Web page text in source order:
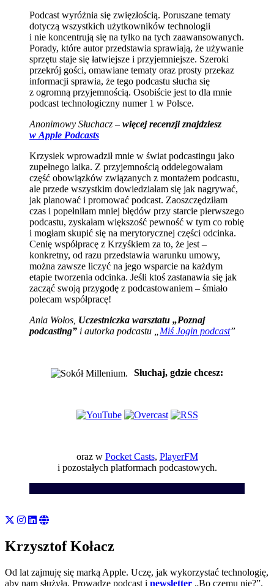
Podcast wyróżnia się zwięzłością. Poruszane tematy
dotyczą wszystkich użytkowników technologii
i nie koncentrują się na tylko na tych zaawansowanych.
Porady, które autor przedstawia sprawiają, że używanie
sprzętu staje się łatwiejsze i przyjemniejsze. Szeroki
przekrój gości, omawiane tematy oraz prosty przekaz
informacji sprawia, że tego podcastu słucha się
z ogromną przyjemnością. Osobiście jest to dla mnie
podcast technologiczny numer 1 w Polsce.
Anonimowy Słuchacz – więcej recenzji znajdziesz
w Apple Podcasts
Krzysiek wprowadził mnie w świat podcastingu jako
zupełnego laika. Z przyjemnością oddelegowałam
część obowiązków związanych z montażem podcastu,
ale przede wszystkim dowiedziałam się jak nagrywać,
jak planować i promować podcast. Zaoszczędziłam
czas i popełniłam mniej błędów przy starcie pierwszego
podcastu, zyskałam większość pewność w tym co robię
i mogłam skupić się na merytorycznej części odcinka.
Cenię współpracę z Krzyśkiem za to, że jest –
konkretny, od razu przedstawia warunku umowy,
można zawsze liczyć na jego wsparcie na każdym
etapie tworzenia odcinka. Jeśli ktoś zastanawia się jak
zacząć swoją przygodę z podcastowaniem – śmiało
polecam współpracę!
Ania Wołos, Uczestniczka warsztatu „Poznaj
podcasting” i autorka podcastu „ Miś Jogin podcast”
Słuchaj, gdzie chcesz:
oraz w Pocket Casts, PlayerFM
i pozostałych platformach podcastowych.
Krzysztof Kołacz
Od lat zajmuję się marką Apple. Uczę, jak wykorzystać technologię,
aby nam służyła. Prowadzę podcast i newsletter „Bo czemu nie?”.